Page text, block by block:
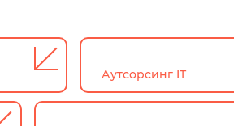
Аутсорсинг IT